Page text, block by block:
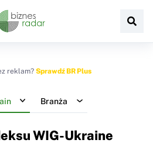
reklam? Sprawdź BR Plus
Branża
WIG-Ukraine